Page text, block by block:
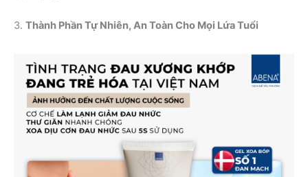
3. Thành Phần Tự Nhiên, An Toàn Cho Mọi Lứa Tuổi